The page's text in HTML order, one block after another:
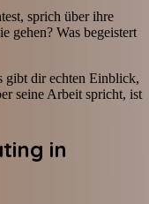
sprich über ihre
gehen? Was begeistert
gibt dir echten Einblick,
seine Arbeit spricht, ist
in